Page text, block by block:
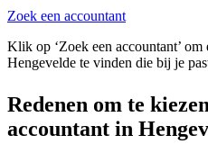
Zoek een accountant
Klik op ‘Zoek een accountant’ om
Hengevelde te vinden die bij je
Redenen om te
accountant in